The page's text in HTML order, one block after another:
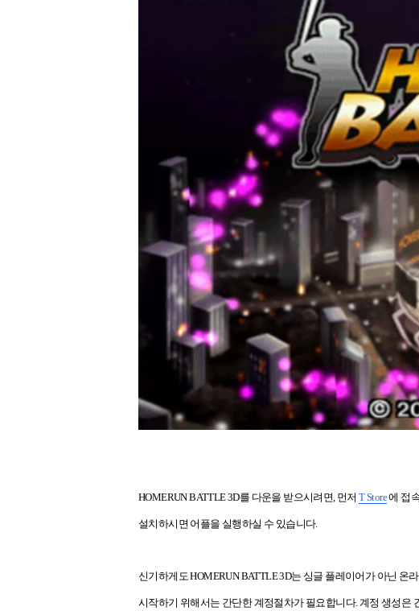
HOMERUN BATTLE 3D를 다운을 받으시려면, 먼저T Store에 접
설치하시면 어플을 실행하실 수 있습니다.
신기하게도 HOMERUN BATTLE 3D는 싱글 플레이어가 아닌 온
시작하기 위해서는 간단한 계정절차가 필요합니다. 계정 생성은